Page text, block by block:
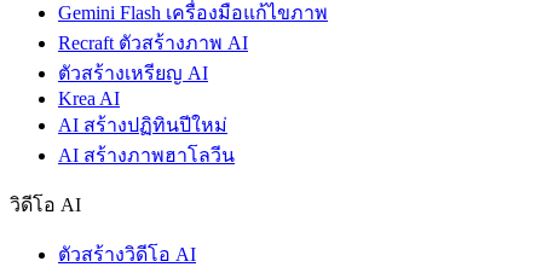
Gemini Flash เครื่องมือแก้ไขภาพ
Recraft ตัวสร้างภาพ AI
ตัวสร้างเหรียญ AI
Krea AI
AI สร้างปฏิทินปีใหม่
AI สร้างภาพฮาโลวีน
วิดีโอ AI
ตัวสร้างวิดีโอ AI